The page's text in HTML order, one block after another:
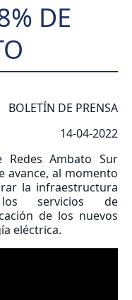
DE
BOLETÍN DE PRENSA
14-04-2022
Ambato Sur
avance, al momento
la infraestructura
servicios de
de los nuevos
eléctrica.